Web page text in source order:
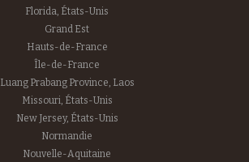
Florida, États-Unis
Grand Est
Hauts-de-France
Île-de-France
Luang Prabang Province, Laos
Missouri, États-Unis
New Jersey, États-Unis
Normandie
Nouvelle-Aquitaine